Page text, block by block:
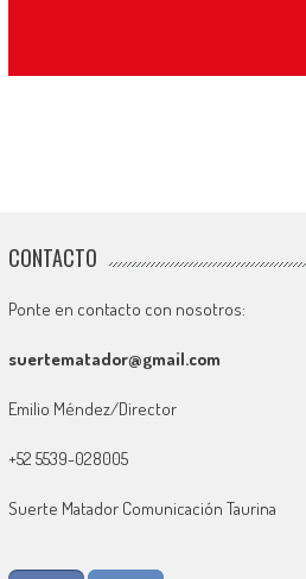
CONTACTO
Ponte en contacto con nosotros:
suertematador@gmail.com
Emilio Méndez/Director
+52 5539-028005
Suerte Matador Comunicación Taurina